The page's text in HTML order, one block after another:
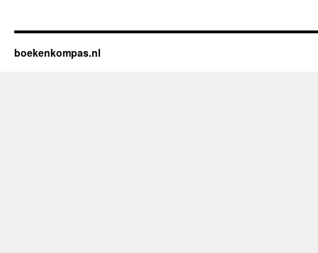
boekenkompas.nl